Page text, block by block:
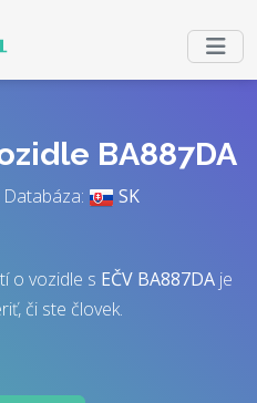
BA887DA
Databáza: SK
o vozidle s EČV BA887DAje
či ste človek.